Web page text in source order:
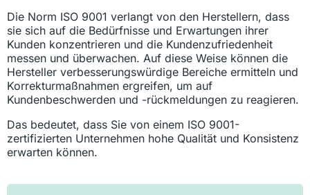
Die Norm ISO 9001 verlangt von den Herstellern, dass
sie sich auf die Bedürfnisse und Erwartungen ihrer
Kunden konzentrieren und die Kundenzufriedenheit
messen und überwachen. Auf diese Weise können die
Hersteller verbesserungswürdige Bereiche ermitteln und
Korrekturmaßnahmen ergreifen, um auf
Kundenbeschwerden und -rückmeldungen zu reagieren.
Das bedeutet, dass Sie von einem ISO 9001-
zertifizierten Unternehmen hohe Qualität und Konsistenz
erwarten können.